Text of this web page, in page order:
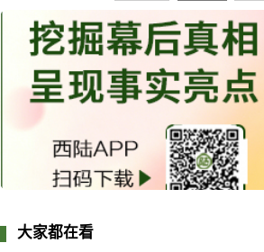
大家都在看